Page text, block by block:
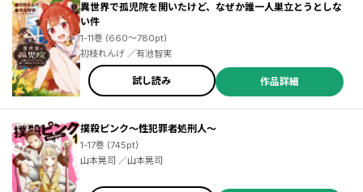
異世界で孤児院を開いたけど、なぜか誰一人巣立とうとしな
い件
1-11巻 (660～780pt)
初枝れんげ ／有池智実
試し読み 作品詳細
撲殺ピンク～性犯罪者処刑人～
1-17巻 (745pt)
山本晃司 ／山本晃司